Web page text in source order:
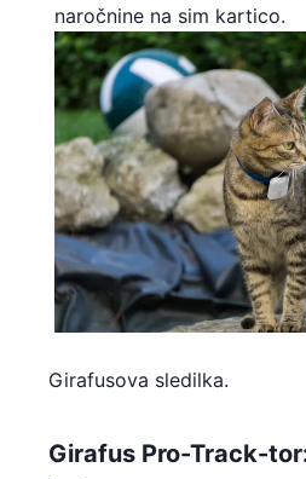
naročnine na sim kartico.
Girafusova sledilka.
Girafus Pro-Track-